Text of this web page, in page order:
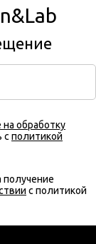
и запишем
с политикой
на обработку
cполитикой
получение
с политикой